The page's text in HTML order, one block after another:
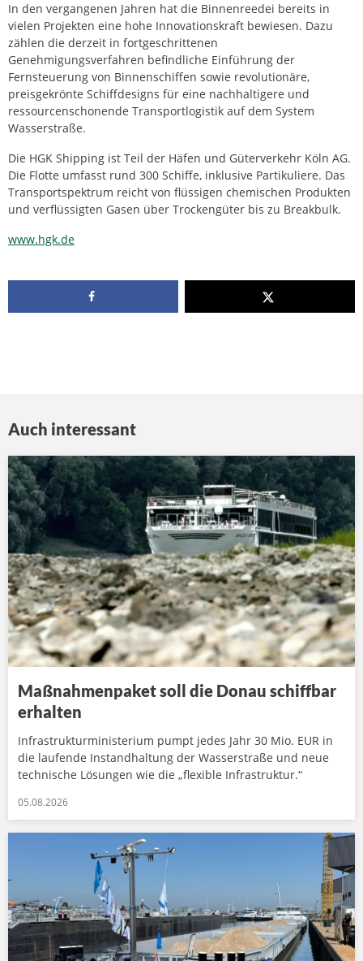
In den vergangenen Jahren hat die Binnenreedei bereits in
vielen Projekten eine hohe Innovationskraft bewiesen. Dazu
zählen die derzeit in fortgeschrittenen
Genehmigungsverfahren befindliche Einführung der
Fernsteuerung von Binnenschiffen sowie revolutionäre,
preisgekrönte Schiffdesigns für eine nachhaltigere und
ressourcenschonende Transportlogistik auf dem System
Wasserstraße.
Die HGK Shipping ist Teil der Häfen und Güterverkehr Köln AG.
Die Flotte umfasst rund 300 Schiffe, inklusive Partikuliere. Das
Transportspektrum reicht von flüssigen chemischen Produkten
und verflüssigten Gasen über Trockengüter bis zu Breakbulk.
www.hgk.de
Auch interessant
Maßnahmenpaket soll die Donau schiffbar
erhalten
Infrastrukturministerium pumpt jedes Jahr 30 Mio. EUR in
die laufende Instandhaltung der Wasserstraße und neue
technische Lösungen wie die „flexible Infrastruktur.“
05.08.2026